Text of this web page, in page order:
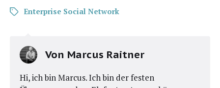
Enterprise Social Network
Von Marcus Raitner
Hi, ich bin Marcus. Ich bin der festen